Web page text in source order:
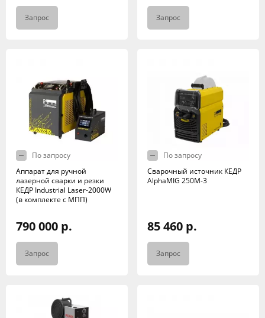
Запрос Запрос
По запросу
Аппарат для ручной
лазерной сварки и резки
КЕДР Industrial Laser-2000W
(в комплекте с МПП)
790 000 р.
Запрос
По запросу
Сварочный источник КЕДР
AlphaMIG 250М-3
85 460 р.
Запрос